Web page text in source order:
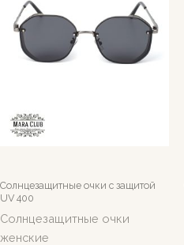
Солнцезащитные очки c защитой
UV 400
Солнцезащитные очки
женские